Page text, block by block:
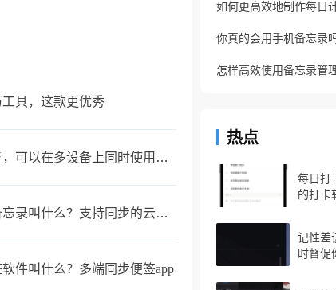
具，这款更优秀
哪款提醒便签支持多端同步，可以在多设备上同时使用的便签
安卓苹果数据同步的手机备忘录叫什么？支持同步的云备忘录
件叫什么？多端同步便签app
热点
每日打
的打卡
记性差
时督促